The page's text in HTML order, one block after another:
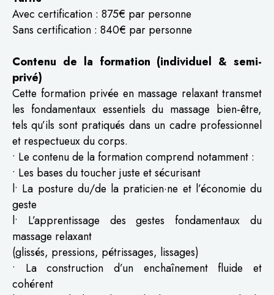
Avec certification : 875€ par personne
Sans certification : 840€ par personne
Contenu de la formation (individuel & semi-
privé)
Cette formation privée en massage relaxant transmet
les fondamentaux essentiels du massage bien-être,
tels qu’ils sont pratiqués dans un cadre professionnel
et respectueux du corps.
• Le contenu de la formation comprend notamment :
• Les bases du toucher juste et sécurisant
l• La posture du/de la praticien·ne et l’économie du
geste
l• L’apprentissage des gestes fondamentaux du
massage relaxant
(glissés, pressions, pétrissages, lissages)
• La construction d’un enchaînement fluide et
cohérent